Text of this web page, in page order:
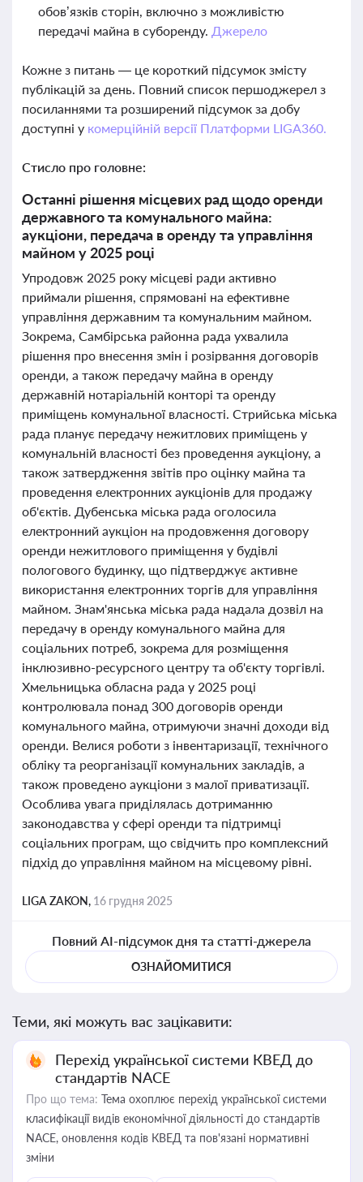
обов’язків сторін, включно з можливістю
передачі майна в суборенду. Джерело
Кожне з питань — це короткий підсумок змісту
публікацій за день. Повний список першоджерел з
посиланнями та розширений підсумок за добу
доступні у комерційній версії Платформи LIGA360.
Стисло про головне:
Останні рішення місцевих рад щодо оренди
державного та комунального майна:
аукціони, передача в оренду та управління
майном у 2025 році
Упродовж 2025 року місцеві ради активно
приймали рішення, спрямовані на ефективне
управління державним та комунальним майном.
Зокрема, Самбірська районна рада ухвалила
рішення про внесення змін і розірвання договорів
оренди, а також передачу майна в оренду
державній нотаріальній конторі та оренду
приміщень комунальної власності. Стрийська міська
рада планує передачу нежитлових приміщень у
комунальній власності без проведення аукціону, а
також затвердження звітів про оцінку майна та
проведення електронних аукціонів для продажу
об'єктів. Дубенська міська рада оголосила
електронний аукціон на продовження договору
оренди нежитлового приміщення у будівлі
пологового будинку, що підтверджує активне
використання електронних торгів для управління
майном. Знам'янська міська рада надала дозвіл на
передачу в оренду комунального майна для
соціальних потреб, зокрема для розміщення
інклюзивно-ресурсного центру та об'єкту торгівлі.
Хмельницька обласна рада у 2025 році
контролювала понад 300 договорів оренди
комунального майна, отримуючи значні доходи від
оренди. Велися роботи з інвентаризації, технічного
обліку та реорганізації комунальних закладів, а
також проведено аукціони з малої приватизації.
Особлива увага приділялась дотриманню
законодавства у сфері оренди та підтримці
соціальних програм, що свідчить про комплексний
підхід до управління майном на місцевому рівні.
LIGA ZAKON, 16 грудня 2025
Повний AI-підсумок дня та статті-джерела
ОЗНАЙОМИТИСЯ
Теми, які можуть вас зацікавити:
Перехід української системи КВЕД до
стандартів NACE
Про що тема: Тема охоплює перехід української системи
класифікації видів економічної діяльності до стандартів
NACE, оновлення кодів КВЕД та пов'язані нормативні
зміни